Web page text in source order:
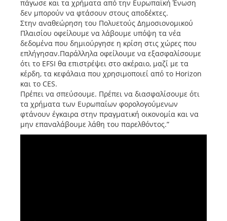
πάγωσε και τα χρήματα από την Ευρωπαϊκή Ένωση
δεν μπορούν να φτάσουν στους αποδέκτες.
Στην αναθεώρηση του Πολυετούς Δημοσιονομικού
Πλαισίου οφείλουμε να λάβουμε υπόψη τα νέα
δεδομένα που δημιούργησε η κρίση στις χώρες που
επλήγησαν.Παράλληλα οφείλουμε να εξασφαλίσουμε
ότι το EFSI θα επιστρέψει στο ακέραιο, μαζί με τα
κέρδη, τα κεφάλαια που χρησιμοποιεί από το Horizon
και το CES.
Πρέπει να σπεύσουμε. Πρέπει να διασφαλίσουμε ότι
τα χρήματα των Ευρωπαίων φορολογούμενων
φτάνουν έγκαιρα στην πραγματική οικονομία και να
μην επαναλάβουμε λάθη του παρελθόντος.”